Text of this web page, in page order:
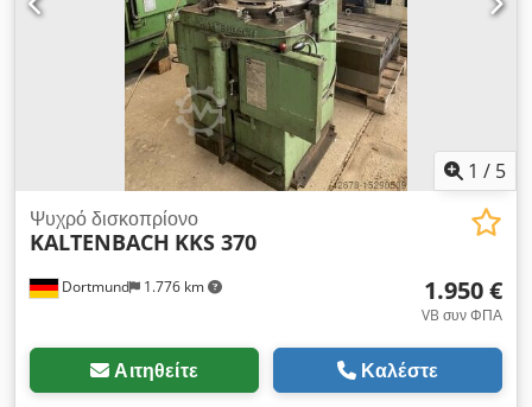
εργασίας: 10 x 10 mm Εύρος φαλτσογωνίας: 0° - 90° - 0°
Διαστάσεις ΜxΠxΥ: 1.080 x 900 x 1.760 mm Βάρος: 850 kg
Επιθεώρηση / παραλαβή σε 89558 Boehmenkirch Αποστολή
δυνατή κατόπιν αιτήματος Διαθέσιμο περονοφόρο ανυψωτικό
για τη φόρτωση.
1 / 5
Dortmund 1.776 km
Ψυχρό δισκοπρίονο
KALTENBACH KKS 370
1.950 €
VB συν ΦΠΑ
Αιτηθείτε Καλέστε